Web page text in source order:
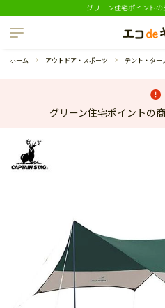
グリーン住宅ポイント
制度について
よくあるご質問
ダイニングセット
ホーム アウトドア・スポーツ テント・ター
グリーン住宅ポイントの